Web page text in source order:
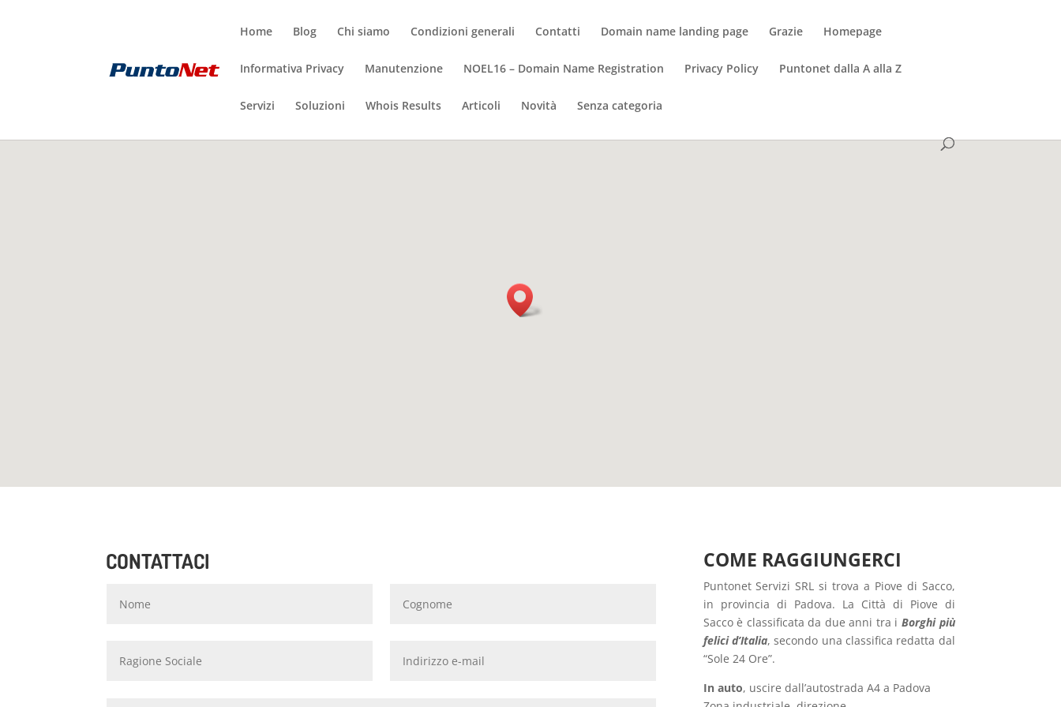
Home Blog Chi siamo Condizioni generali Contatti Domain name landing page Grazie Homepage
Informativa Privacy Manutenzione NOEL16 – Domain Name Registration Privacy Policy Puntonet dalla A alla Z
Servizi Soluzioni Whois Results Articoli Novità Senza categoria
CONTATTACI COME RAGGIUNGERCI
Puntonet Servizi SRL si trova a Piove di Sacco,
in provincia di Padova. La Città di Piove di
Sacco è classificata da due anni tra iBorghi più
felici d’Italia, secondo una classifica redatta dal
“Sole 24 Ore”.
In auto, uscire dall’autostrada A4 a Padova